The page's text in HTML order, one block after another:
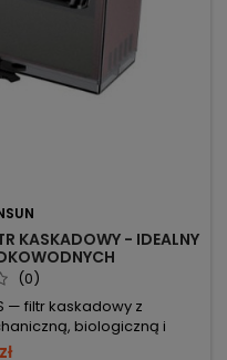
KASKADOWY - IDEALNY
(0)
— filtr kaskadowy z
biologiczną i
75–190 l. Przepływ